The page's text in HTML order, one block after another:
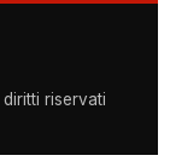
riservati